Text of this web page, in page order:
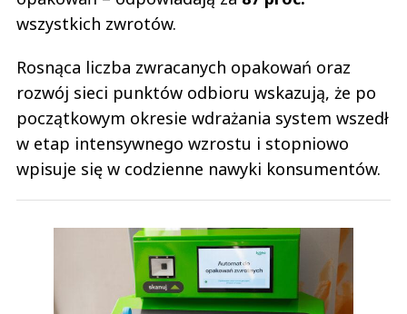
wszystkich zwrotów.
Rosnąca liczba zwracanych opakowań oraz
rozwój sieci punktów odbioru wskazują, że po
początkowym okresie wdrażania system wszedł
w etap intensywnego wzrostu i stopniowo
wpisuje się w codzienne nawyki konsumentów.